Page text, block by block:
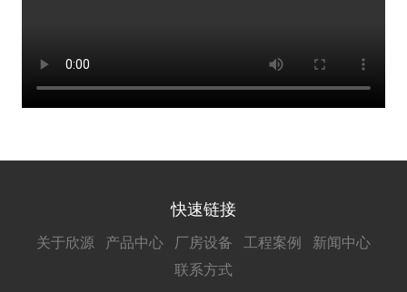
快速链接
关于欣源 产品中心 厂房设备 工程案例
新闻中心
联系方式